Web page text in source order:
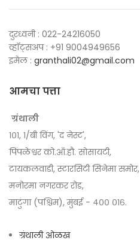
दुरध्वनी : 022-24216050
व्हॉट्सअप : +91 9004949656
इमेल : granthali02@gmail.com
आमचा पत्ता
ग्रंथाली
१०१, १/बी विंग, 'द नेस्ट',
पिंपळेश्वर को.ऑ.हौ. सोसायटी,
टायकलवाडी, स्टारसिटी सिनेमा समोर,
मनोरमा नगरकर रोड,
माटुंगा (पश्चिम), मुंबई - ४०० ०१६.
ग्रंथाली ओळख